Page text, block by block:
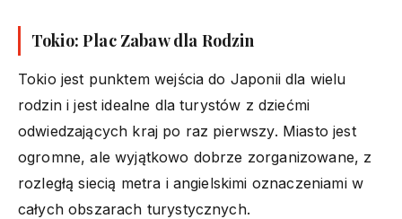
Tokio: Plac Zabaw dla Rodzin
Tokio jest punktem wejścia do Japonii dla wielu
rodzin i jest idealne dla turystów z dziećmi
odwiedzających kraj po raz pierwszy. Miasto jest
ogromne, ale wyjątkowo dobrze zorganizowane, z
rozległą siecią metra i angielskimi oznaczeniami w
całych obszarach turystycznych.